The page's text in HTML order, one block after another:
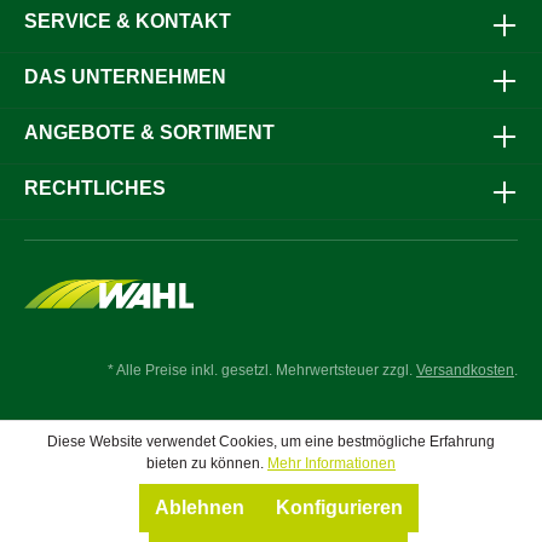
SERVICE & KONTAKT
DAS UNTERNEHMEN
ANGEBOTE & SORTIMENT
RECHTLICHES
* Alle Preise inkl. gesetzl. Mehrwertsteuer zzgl. Versandkosten.
Diese Website verwendet Cookies, um eine bestmögliche Erfahrung
bieten zu können. Mehr Informationen
Ablehnen Konfigurieren